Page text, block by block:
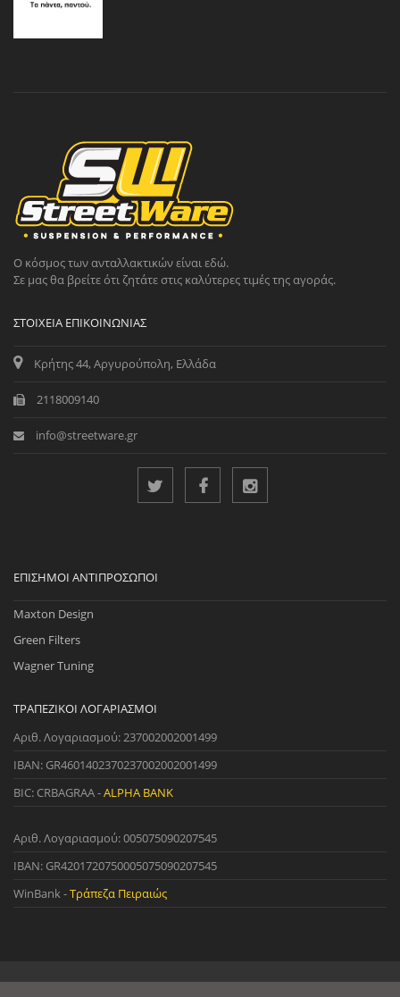
Ο κόσμος των ανταλλακτικών είναι εδώ.
Σε μας θα βρείτε ότι ζητάτε στις καλύτερες τιμές της αγοράς.
ΣΤΟΙΧΕΊΑ ΕΠΙΚΟΙΝΩΝΊΑΣ
Κρήτης 44, Αργυρούπολη, Ελλάδα
2118009140
info@streetware.gr
ΕΠΊΣΗΜΟΙ ΑΝΤΙΠΡΌΣΩΠΟΙ
Maxton Design
Green Filters
Wagner Tuning
ΤΡΑΠΕΖΙΚΟΊ ΛΟΓΑΡΙΑΣΜΟΊ
Αριθ. Λογαριασμού: 237002002001499
IBAN: GR4601402370237002002001499
BIC: CRBAGRAA -ALPHA BANK
Αριθ. Λογαριασμού: 005075090207545
IBAN: GR4201720750005075090207545
WinBank -Τράπεζα Πειραιώς
© 2022 StreetWare. All Rights Reserved. | Designed and Developedby